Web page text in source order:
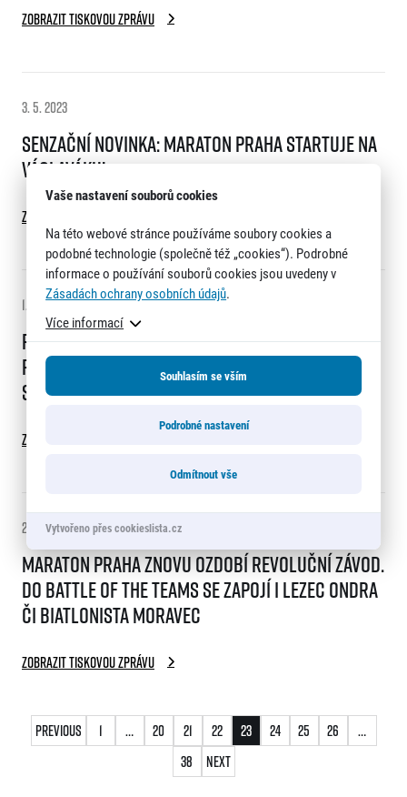
Zobrazit tiskovou zprávu
Senzační novinka: Maraton Praha startuje na
Václaváku!
3. 5. 2023
Zobrazit tiskovou zprávu
RunCzech již potřetí spolupořádal Adizero:
Road to Records. Závod byl opět ve velkém
stylu
1. 5. 2023
Zobrazit tiskovou zprávu
Maraton Praha znovu ozdobí revoluční závod.
Do Battle of the Teams se zapojí i lezec Ondra
či biatlonista Moravec
26. 4. 2023
Zobrazit tiskovou zprávu
Stránkování
příspěvků
Previous 1 … 20 21 22 23 24 25 26
…
38
Next
Vaše nastavení souborů cookies
Na této webové stránce používáme soubory cookies a
podobné technologie (společně též „cookies“). Podrobné
informace o používání souborů cookies jsou uvedeny v
Zásadách ochrany osobních údajů.
Více informací
Souhlasím se vším
Podrobné nastavení
Odmítnout vše
Vytvořeno přes cookieslista.cz